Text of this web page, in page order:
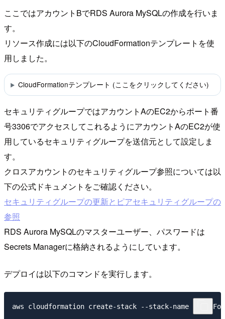
ここではアカウントBでRDS Aurora MySQLの作成を行いま
す。
リソース作成には以下のCloudFormationテンプレートを使
用しました。
CloudFormationテンプレート (ここをクリックしてください)
セキュリティグループではアカウントAのEC2からポート番
号3306でアクセスしてこれるようにアカウントAのEC2が使
用しているセキュリティグループを送信元として設定しま
す。
クロスアカウントのセキュリティグループ参照については以
下の公式ドキュメントをご確認ください。
セキュリティグループの更新とピアセキュリティグループの
参照
RDS Aurora MySQLのマスターユーザー、パスワードは
Secrets Managerに格納されるようにしています。
デプロイは以下のコマンドを実行します。